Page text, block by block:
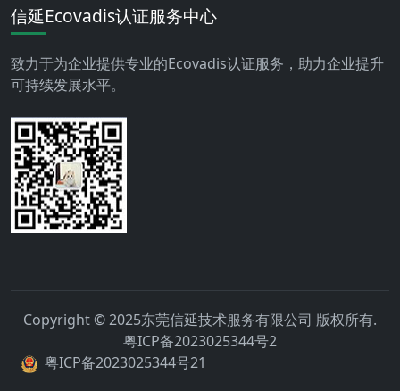
信延Ecovadis认证服务中心
致力于为企业提供专业的Ecovadis认证服务，助力企业提升
可持续发展水平。
Copyright © 2025东莞信延技术服务有限公司 版权所有.
粤ICP备2023025344号2
粤ICP备2023025344号21